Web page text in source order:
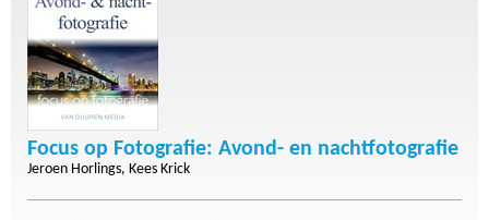
Focus op Fotografie: Avond- en nachtfotografie
Jeroen Horlings Kees Krick